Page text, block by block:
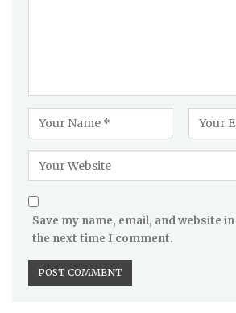
Save my name, email, and website
the next time I comment.